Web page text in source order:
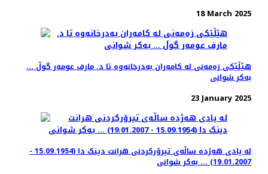
18 March 2025
هێڵێکی زەمەنی لە کامەران بەدرخانەوە تا د. مارف عومەر گوڵ ...
بەکر شوانی
23 January 2025
لە یادی هەژدە ساڵەی تیرۆرکردنی هرانت دینک دا (15.09.1954 -
19.01.2007) ... بەکر شوانی